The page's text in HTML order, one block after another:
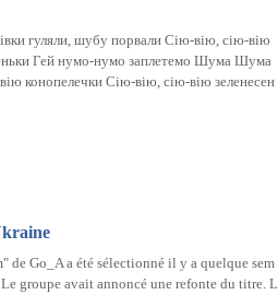
гуляли, шубу порвали Сію-вію, сію-вію
Гей нумо-нумо заплетемо Шума Шума
конопелечки Сію-вію, сію-вію зеленесен
de Go_A a été sélectionné il y a quelque sem
groupe avait annoncé une refonte du titre. L